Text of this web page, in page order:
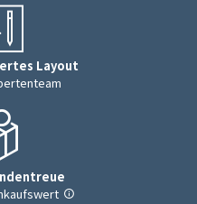
Layout